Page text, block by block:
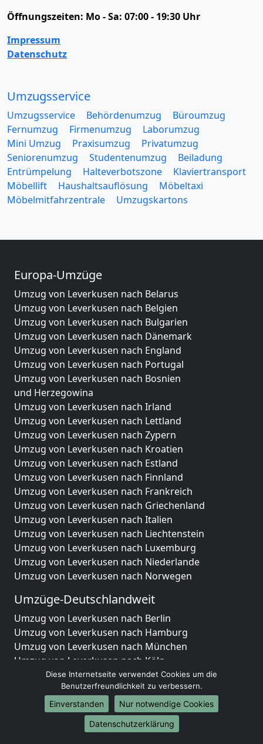
Öffnungszeiten: Mo - Sa: 07:00 - 19:30 Uhr
Impressum
Datenschutz
Umzugsservice
Umzugsservice Behördenumzug
Büroumzug
Fernumzug
Firmenumzug
Laborumzug
Mini Umzug
Praxisumzug
Privatumzug
Seniorenumzug
Studentenumzug
Beiladung
Entrümpelung
Halteverbotszone
Klaviertransport
Möbellift
Haushaltsauflösung
Möbeltaxi
Möbelmitfahrzentrale
Umzugskartons
Europa-Umzüge
Umzug von Leverkusen nach Belarus
Umzug von Leverkusen nach Belgien
Umzug von Leverkusen nach Bulgarien
Umzug von Leverkusen nach Dänemark
Umzug von Leverkusen nach England
Umzug von Leverkusen nach Portugal
Umzug von Leverkusen nach Bosnien
und Herzegowina
Umzug von Leverkusen nach Irland
Umzug von Leverkusen nach Lettland
Umzug von Leverkusen nach Zypern
Umzug von Leverkusen nach Kroatien
Umzug von Leverkusen nach Estland
Umzug von Leverkusen nach Finnland
Umzug von Leverkusen nach Frankreich
Umzug von Leverkusen nach Griechenland
Umzug von Leverkusen nach Italien
Umzug von Leverkusen nach Liechtenstein
Umzug von Leverkusen nach Luxemburg
Umzug von Leverkusen nach Niederlande
Umzug von Leverkusen nach Norwegen
Umzüge-Deutschlandweit
Umzug von Leverkusen nach Berlin
Umzug von Leverkusen nach Hamburg
Umzug von Leverkusen nach München
Umzug von Leverkusen nach Köln
Umzug von Leverkusen nach Frankfurt am Main
Umzug von Leverkusen nach Stuttgart
Umzug von Leverkusen nach Düsseldorf
Umzug von Leverkusen nach Leipzig
Umzug von Leverkusen nach Dortmund
Diese Internetseite verwendet Cookies um die
Benutzerfreundlichkeit zu verbessern.
Einverstanden
Nur notwendige Cookies
Datenschutzerklärung